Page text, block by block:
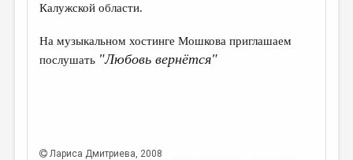
Калужской области.
На музыкальном хостинге Мошкова приглашаем
послушать "Любовь вернётся"
Лариса Дмитриева, 2008